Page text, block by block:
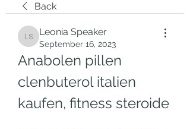
Back
Leonia Speaker
Leonia Speaker
September 16, 2023
Anabolen pillen
clenbuterol italien
kaufen, fitness steroide